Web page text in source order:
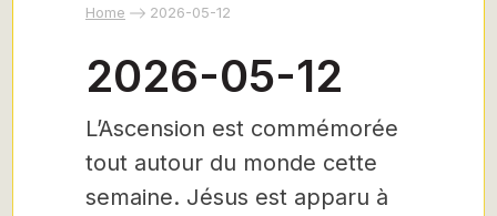
Home 2026-05-12
2026-05-12
L’Ascension est commémorée
tout autour du monde cette
semaine. Jésus est apparu à